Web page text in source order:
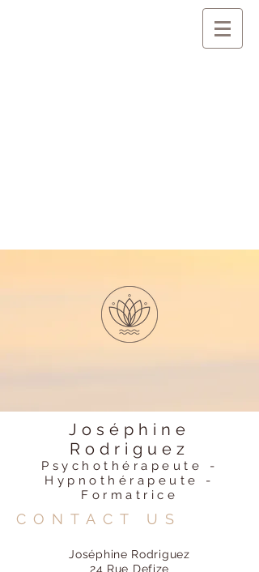
Joséphine
Rodriguez
Psychothérapeute -
Hypnothérapeute -
Formatrice
CONTACT US
Joséphine Rodriguez
24 Rue Defize